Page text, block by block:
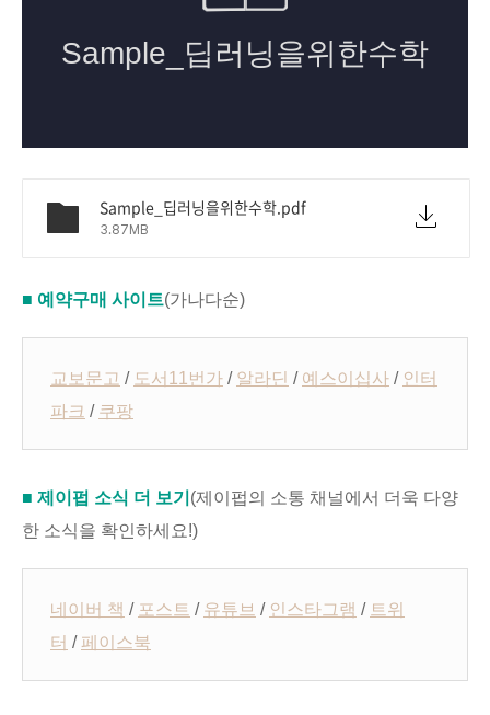
Sample_딥러닝을위한수학.pdf
3.87MB
■ 예약구매 사이트(가나다순)
교보문고 / 도서11번가 / 알라딘 / 예스이십사 / 인터
파크 / 쿠팡
■ 제이펍 소식 더 보기 (제이펍의 소통 채널에서 더욱 다양
한 소식을 확인하세요!)
네이버 책 / 포스트 / 유튜브 / 인스타그램 / 트위
터 /페이스북